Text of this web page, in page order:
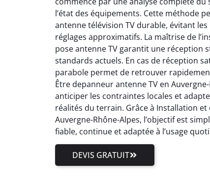
l’état des équipements. Cette méthode
antenne télévision TV durable, évitant
réglages approximatifs. La maîtrise de
pose antenne TV garantit une réception
standards actuels. En cas de réception
parabole permet de retrouver
Être depanneur antenne TV en Auvergne-
anticiper les contraintes locales et
réalités du terrain. Grâce à Installation et
Auvergne-Rhône-Alpes, l’objectif est
fiable, continue et adaptée à l’usage
DEVIS GRATUIT